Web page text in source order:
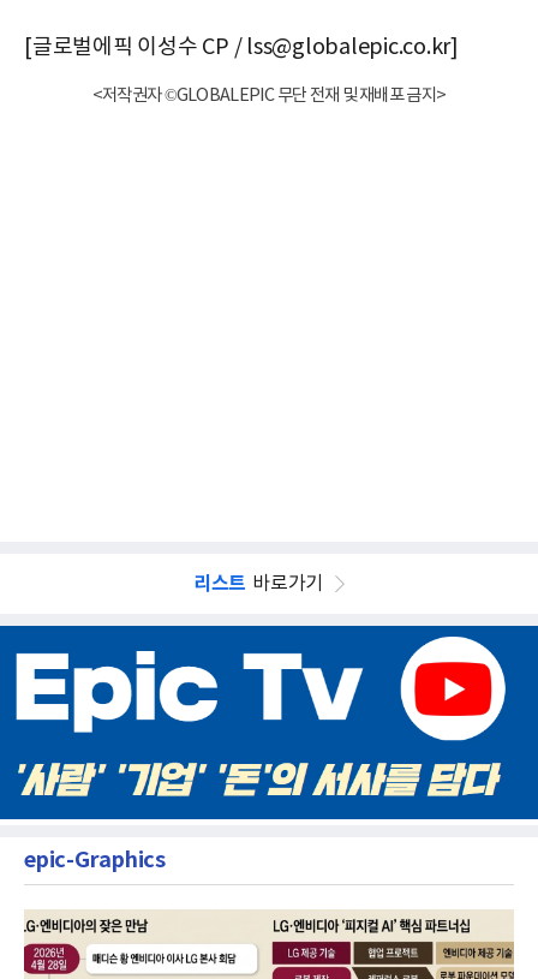
[글로벌에픽 이성수 CP / lss@globalepic.co.kr]
<저작권자 ©GLOBALEPIC 무단 전재 및 재배포 금지>
리스트 바로가기
epic-Graphics